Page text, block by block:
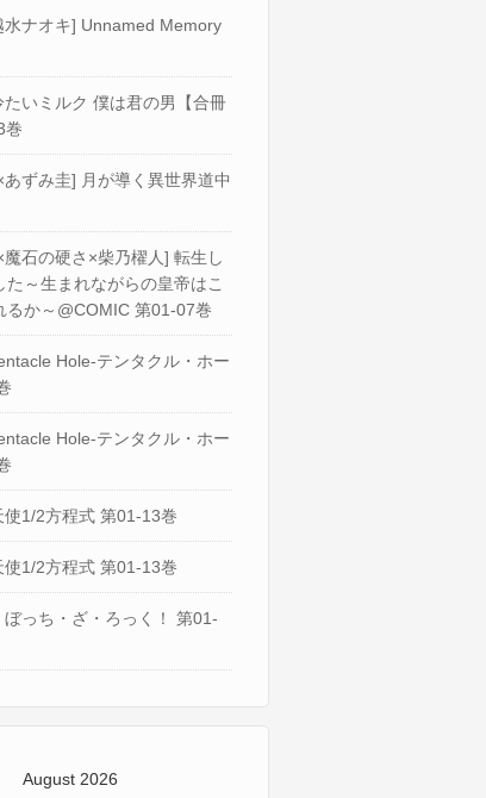
水ナオキ] Unnamed Memory
たいミルク 僕は君の男【合冊
巻
ずみ圭] 月が導く異世界道中
石の硬さ×柴乃櫂人] 転生し
た～生まれながらの皇帝はこ
るか～@COMIC 第01-07巻
Hole-テンタクル・ホー
Hole-テンタクル・ホー
使1/2方程式 第01-13巻
使1/2方程式 第01-13巻
ぼっち・ざ・ろっく！ 第01-
August 2026